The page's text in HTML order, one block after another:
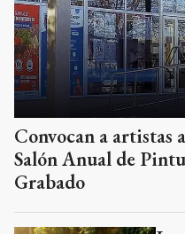
Convocan a
Salón Anual de
Grabado